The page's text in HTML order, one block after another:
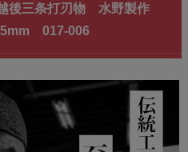
後三条打刃物 水野製作
017-006